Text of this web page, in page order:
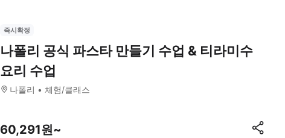
즉시확정
나폴리 공식 파스타 만들기 수업 & 티라미수
요리 수업
나폴리 체험/클래스
60,291원~